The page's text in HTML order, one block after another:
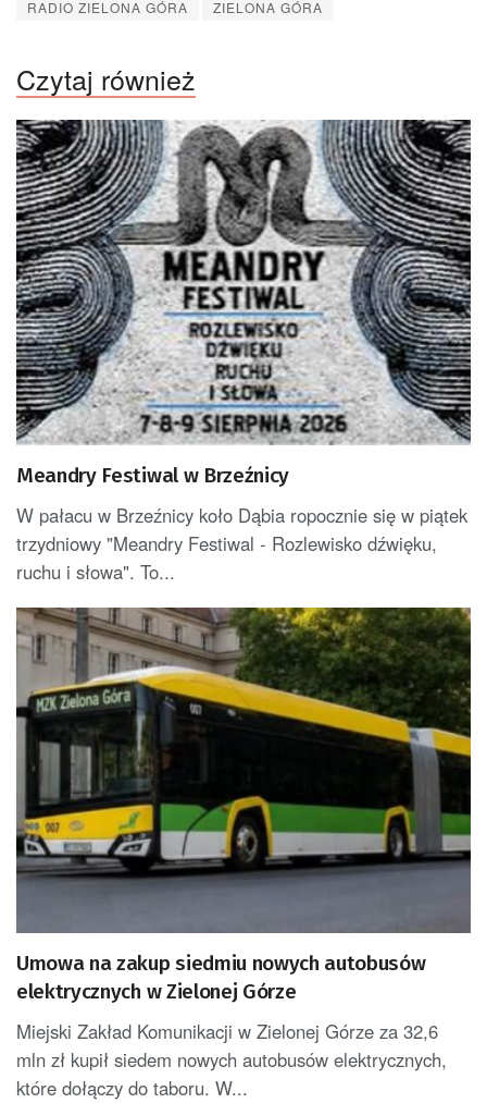
RADIO ZIELONA GÓRA ZIELONA GÓRA
Czytaj również
Meandry Festiwal w Brzeźnicy
W pałacu w Brzeźnicy koło Dąbia ropocznie się w piątek
trzydniowy "Meandry Festiwal - Rozlewisko dźwięku,
ruchu i słowa". To...
Umowa na zakup siedmiu nowych autobusów
elektrycznych w Zielonej Górze
Miejski Zakład Komunikacji w Zielonej Górze za 32,6
mln zł kupił siedem nowych autobusów elektrycznych,
które dołączy do taboru. W...